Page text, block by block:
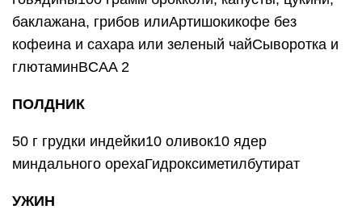
баклажана, грибов илиАртишокикофе без
кофеина и сахара или зеленый чайСыворотка и
глютаминBCAA 2
ПОЛДНИК
50 г грудки индейки10 оливок10 ядер
миндального орехаГидроксиметилбутират
УЖИН